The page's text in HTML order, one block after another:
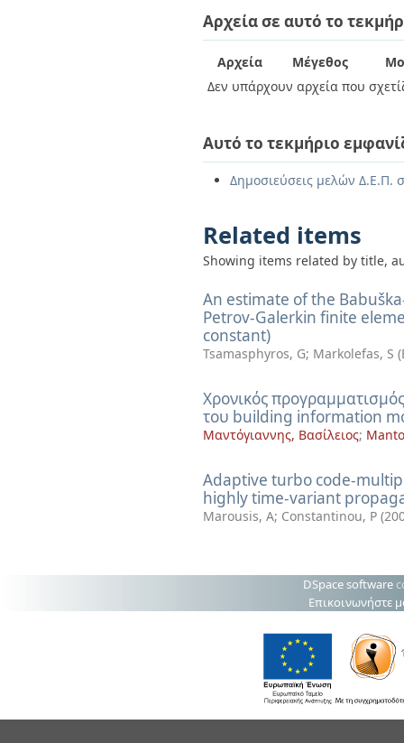
Αρχεία σε αυτό το
Αρχεία Μέγεθος
Δεν υπάρχουν αρχεία που
Αυτό το τεκμήριο
Δημοσιεύσεις μελών Δ.Ε.Π.
Related items
Showing items related by title,
An estimate of the
Petrov-Galerkin finite
constant)
Tsamasphyros, G; Markolefas, S (
Χρονικός
του building information
Μαντόγιαννης, Βασίλειος;
Adaptive turbo code-
highly time-variant
Marousis, A; Constantinou, P (
DSpace software
Επικοινωνήστε